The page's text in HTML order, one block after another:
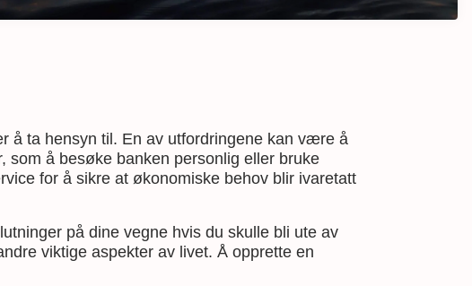
å ta hensyn til. En av utfordringene kan være å
som å besøke banken personlig eller bruke
for å sikre at økonomiske behov blir ivaretatt
på dine vegne hvis du skulle bli ute av
viktige aspekter av livet. Å opprette en